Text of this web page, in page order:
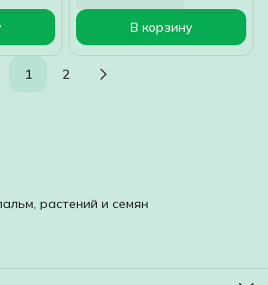
В корзину
1 2
растений и семян